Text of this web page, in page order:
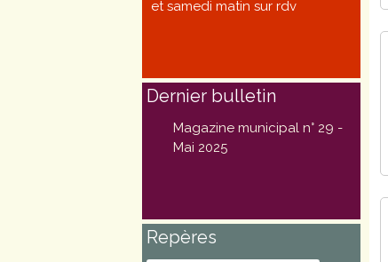
Réglementation
Démarches
Rhône
et samedi matin sur rdv
Dernier bulletin
Magazine municipal n° 29 -
Mai 2025
Repères